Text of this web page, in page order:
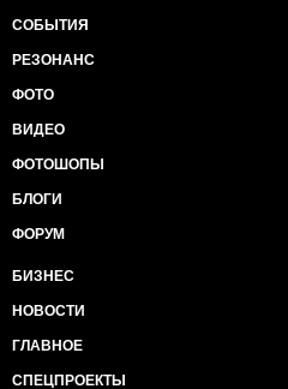
СОБЫТИЯ
РЕЗОНАНС
ФОТО
ВИДЕО
ФОТОШОПЫ
БЛОГИ
ФОРУМ
БИЗНЕС
НОВОСТИ
ГЛАВНОЕ
СПЕЦПРОЕКТЫ